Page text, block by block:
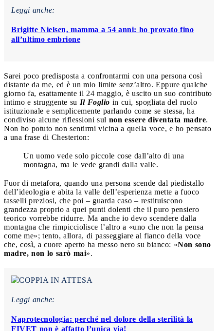
Leggi anche:
Brigitte Nielsen, mamma a 54 anni: ho provato fino
all’ultimo embrione
Sarei poco predisposta a confrontarmi con una persona così
distante da me, ed è un mio limite senz’altro. Eppure qualche
giorno fa, esattamente il 24 maggio, è uscito un suo contributo
intimo e struggente su Il Foglio in cui, spogliata del ruolo
istituzionale e semplicemente parlando come se stessa, ha
condiviso alcune riflessioni sul non essere diventata madre.
Non ho potuto non sentirmi vicina a quella voce, e ho pensato
a una frase di Chesterton:
Un uomo vede solo piccole cose dall’alto di una
montagna, ma le vede grandi dalla valle.
Fuor di metafora, quando una persona scende dal piedistallo
dell’ideologia e abita la valle dell’esperienza mette a fuoco
tasselli preziosi, che poi – guarda caso – restituiscono
grandezza proprio a quei punti dolenti che il puro pensiero
teorico vorrebbe ridurre. Ma anche io devo scendere dalla
montagna che rimpicciolisce l’altro a «uno che non la pensa
come me»; tento, allora, di passeggiare al fianco della voce
che, così, a cuore aperto ha messo nero su bianco: «Non sono
madre, non lo sarò mai».
Leggi anche:
Naprotecnologia: perché nel dolore della sterilità la
FIVET non è affatto l’unica via!